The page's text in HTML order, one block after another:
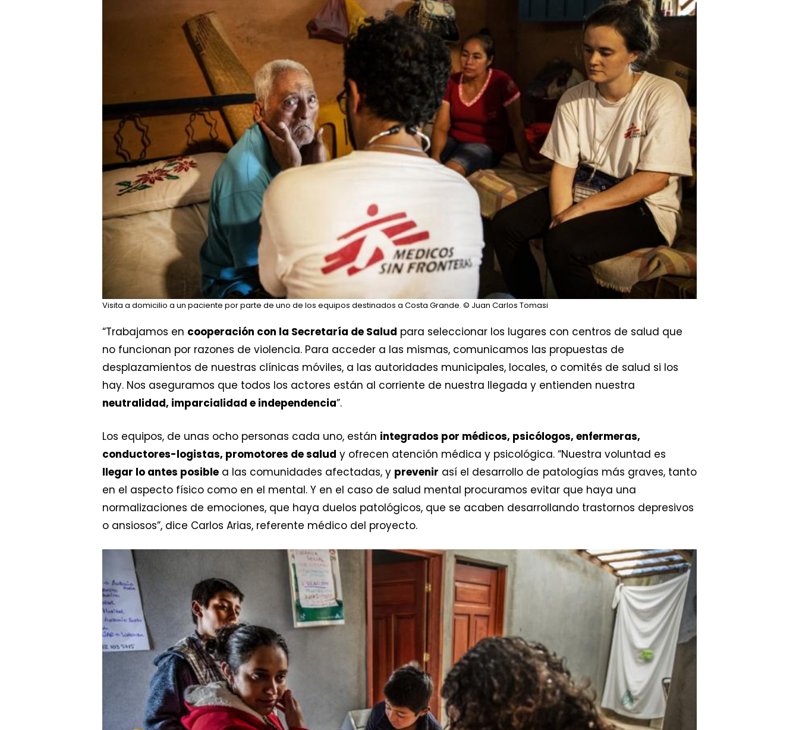
Visita a domicilio a un paciente por parte de uno de los equipos destinados a Costa Grande. © Juan Carlos Tomasi
“Trabajamos en cooperación con la Secretaría de Salud para seleccionar los lugares con centros de salud que
no funcionan por razones de violencia. Para acceder a las mismas, comunicamos las propuestas de
desplazamientos de nuestras clínicas móviles, a las autoridades municipales, locales, o comités de salud si los
hay. Nos aseguramos que todos los actores están al corriente de nuestra llegada y entienden nuestra
neutralidad, imparcialidad e independencia”.
Los equipos, de unas ocho personas cada uno, están integrados por médicos, psicólogos, enfermeras,
conductores-logistas, promotores de salud y ofrecen atención médica y psicológica. “Nuestra voluntad es
llegar lo antes posible a las comunidades afectadas, y prevenir así el desarrollo de patologías más graves, tanto
en el aspecto físico como en el mental. Y en el caso de salud mental procuramos evitar que haya una
normalizaciones de emociones, que haya duelos patológicos, que se acaben desarrollando trastornos depresivos
o ansiosos”, dice Carlos Arias, referente médico del proyecto.